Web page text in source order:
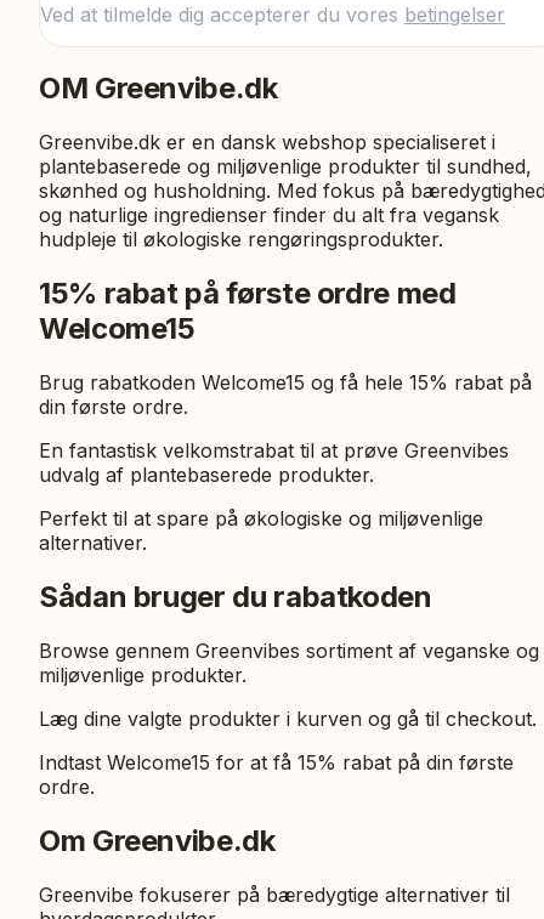
Ved at tilmelde dig accepterer du vores betingelser
OM Greenvibe.dk
Greenvibe.dk er en dansk webshop specialiseret i
plantebaserede og miljøvenlige produkter til sundhed,
skønhed og husholdning. Med fokus på
og naturlige ingredienser finder du alt fra vegansk
hudpleje til økologiske rengøringsprodukter.
15% rabat på første ordre med
Welcome15
Brug rabatkoden Welcome15 og få hele 15% rabat på
din første ordre.
En fantastisk velkomstrabat til at prøve Greenvibes
udvalg af plantebaserede produkter.
Perfekt til at spare på økologiske og miljøvenlige
alternativer.
Sådan bruger du rabatkoden
Browse gennem Greenvibes sortiment af veganske og
miljøvenlige produkter.
Læg dine valgte produkter i kurven og gå til checkout.
Indtast Welcome15 for at få 15% rabat på din første
ordre.
Om Greenvibe.dk
Greenvibe fokuserer på bæredygtige alternativer til